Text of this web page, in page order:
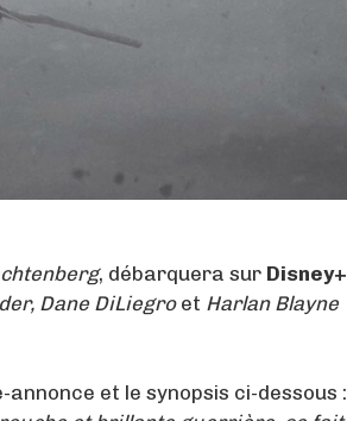
, débarquera sur Disney+
Dane DiLiegroet Harlan Blayne
annonce et le synopsis ci-dessous :